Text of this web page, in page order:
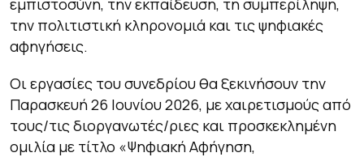
εμπιστοσύνη, την εκπαίδευση, τη συμπερίληψη,
την πολιτιστική κληρονομιά και τις ψηφιακές
αφηγήσεις.
Οι εργασίες του συνεδρίου θα ξεκινήσουν την
Παρασκευή 26 Ιουνίου 2026, με χαιρετισμούς από
τους/τις διοργανωτές/ριες και προσκεκλημένη
ομιλία με τίτλο «Ψηφιακή Αφήγηση,